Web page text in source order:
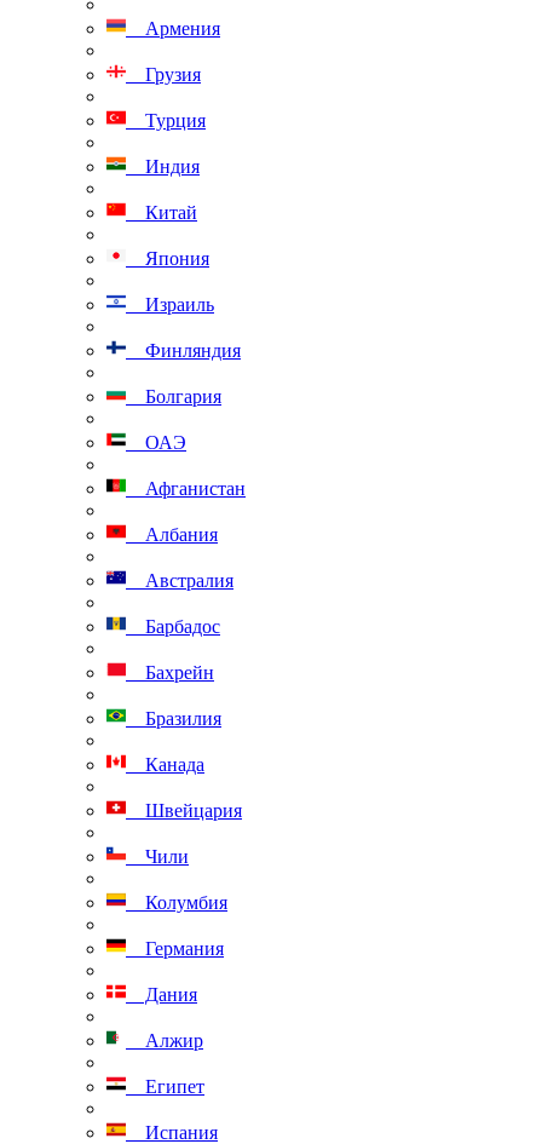
Армения
Грузия
Турция
Индия
Китай
Япония
Израиль
Финляндия
Болгария
ОАЭ
Афганистан
Албания
Австралия
Барбадос
Бахрейн
Бразилия
Канада
Швейцария
Чили
Колумбия
Германия
Дания
Алжир
Египет
Испания